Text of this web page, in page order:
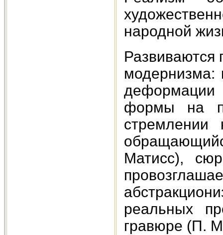
народной
Развиваются
модернизма:
деформации
формы на
стремлении
Матисс),
реальных
гравюре (П.